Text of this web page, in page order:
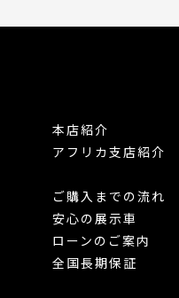
本店紹介
アフリカ支店紹介
ご購入までの流れ
安心の展示車
ローンのご案内
全国長期保証